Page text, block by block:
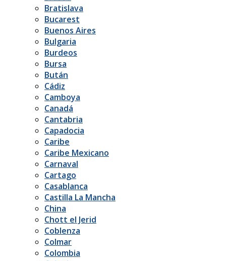
Bratislava
Bucarest
Buenos Aires
Bulgaria
Burdeos
Bursa
Bután
Cádiz
Camboya
Canadá
Cantabria
Capadocia
Caribe
Caribe Mexicano
Carnaval
Cartago
Casablanca
Castilla La Mancha
China
Chott el Jerid
Coblenza
Colmar
Colombia